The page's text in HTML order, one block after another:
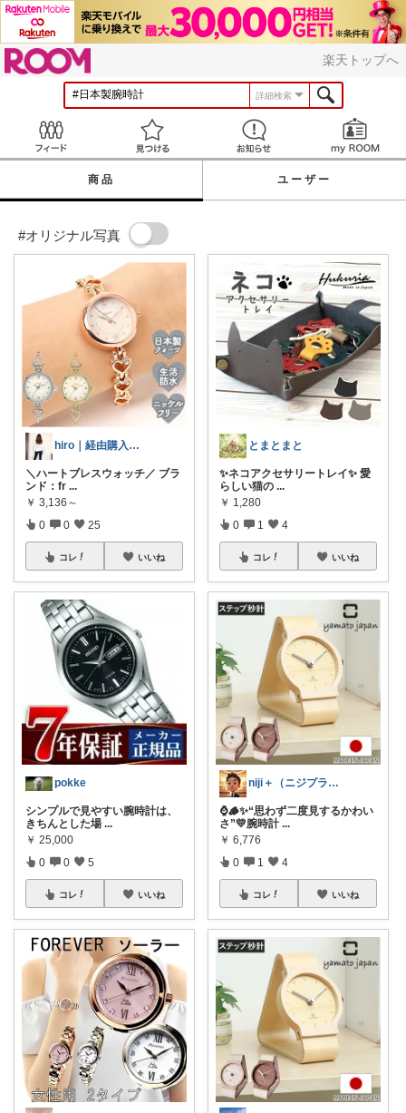
楽天トップへ
詳細検索
見つける お知らせ
商品 ユーザー
#オリジナル写真
hiro｜経由購入ありがとうございます✨
＼ハートブレスウォッチ／ ブラ
ンド：fr ...
￥ 3,136～
0 0 25
コレ いいね
pokke
シンプルで見やすい腕時計は、
きちんとした場 ...
￥ 25,000
0 0 5
コレ いいね
とまとまと
✨ネコアクセサリートレイ✨ 愛
らしい猫の ...
￥ 1,280
0 1 4
コレ いいね
niji＋（ニジプラス）感謝しています
⌚🪵✨“思わず二度見するかわい
さ”💛腕時計 ...
￥ 6,776
0 1 4
コレ いいね